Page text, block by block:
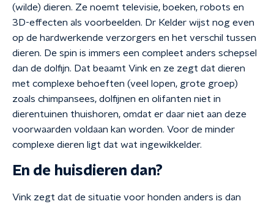
(wilde) dieren. Ze noemt televisie, boeken, robots en
3D-effecten als voorbeelden. Dr Kelder wijst nog even
op de hardwerkende verzorgers en het verschil tussen
dieren. De spin is immers een compleet anders schepsel
dan de dolfijn. Dat beaamt Vink en ze zegt dat dieren
met complexe behoeften (veel lopen, grote groep)
zoals chimpansees, dolfijnen en olifanten niet in
dierentuinen thuishoren, omdat er daar niet aan deze
voorwaarden voldaan kan worden. Voor de minder
complexe dieren ligt dat wat ingewikkelder.
En de huisdieren dan?
Vink zegt dat de situatie voor honden anders is dan